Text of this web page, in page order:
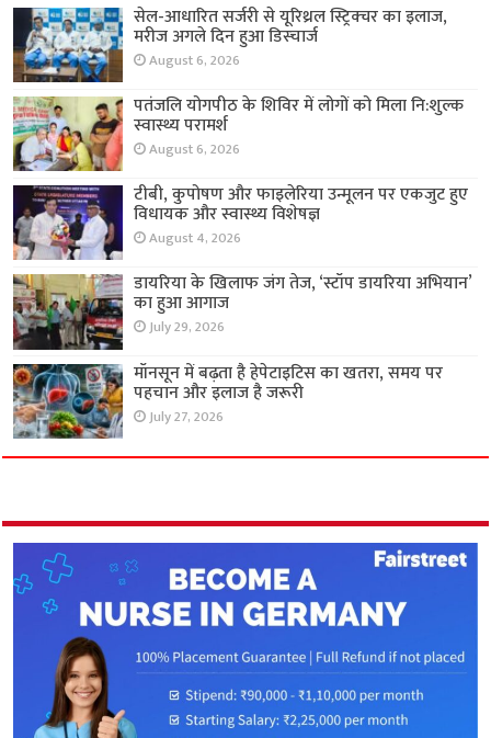
सेल-आधारित सर्जरी से यूरिथ्रल स्ट्रिक्चर का इलाज,
मरीज अगले दिन हुआ डिस्चार्ज
August 6, 2026
पतंजलि योगपीठ के शिविर में लोगों को मिला नि:शुल्क
स्वास्थ्य परामर्श
August 6, 2026
टीबी, कुपोषण और फाइलेरिया उन्मूलन पर एकजुट हुए
विधायक और स्वास्थ्य विशेषज्ञ
August 4, 2026
डायरिया के खिलाफ जंग तेज, ‘स्टॉप डायरिया अभियान’
का हुआ आगाज
July 29, 2026
मॉनसून में बढ़ता है हेपेटाइटिस का खतरा, समय पर
पहचान और इलाज है जरूरी
July 27, 2026